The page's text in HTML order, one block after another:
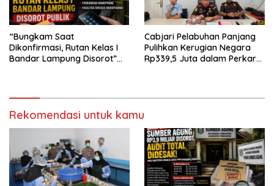
“Bungkam Saat
Dikonfirmasi, Rutan Kelas I
Bandar Lampung Disorot”
Cabjari Pelabuhan Panjang
Pulihkan Kerugian Negara
Rp339,5 Juta dalam Perkara
Rekomendasi untuk kamu